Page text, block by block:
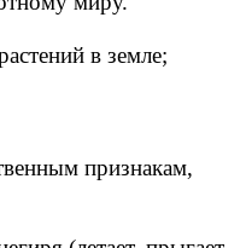
в земле;
признакам,